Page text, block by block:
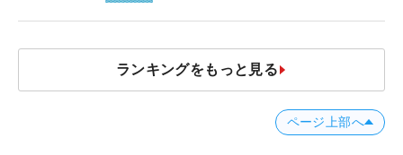
ランキングをもっと見る
ページ上部へ